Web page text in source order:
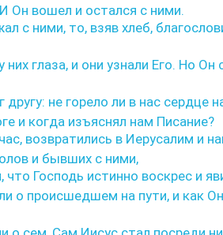
Он вошел и остался с ними.
с ними, то, взяв хлеб,
них глаза, и они узнали Его. Но
другу: не горело ли в нас сердце
и когда изъяснял нам Писание?
возвратились в Иерусалим и
и бывших с ними,
что Господь истинно воскрес и
о происшедшем на пути, и как